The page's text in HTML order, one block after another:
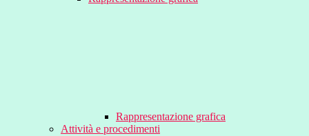
Rappresentazione grafica
Attività e procedimenti